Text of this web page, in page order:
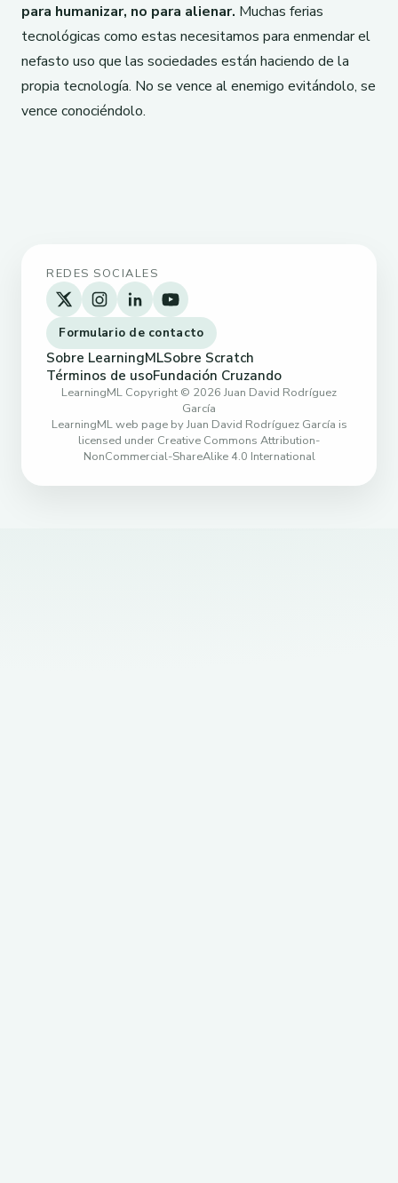
para humanizar, no para alienar. Muchas ferias
tecnológicas como estas necesitamos para enmendar el
nefasto uso que las sociedades están haciendo de la
propia tecnología. No se vence al enemigo evitándolo, se
vence conociéndolo.
REDES SOCIALES
Formulario de contacto
Sobre LearningMLSobre Scratch
Términos de usoFundación Cruzando
LearningML Copyright © 2026 Juan David Rodríguez
García
LearningML web page by Juan David Rodríguez García is
licensed under Creative Commons Attribution-
NonCommercial-ShareAlike 4.0 International